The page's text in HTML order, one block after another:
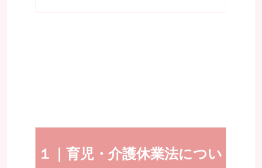
１｜育児・介護休業法につい